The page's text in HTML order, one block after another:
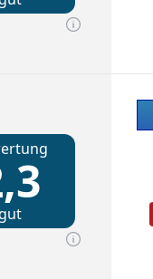
gut